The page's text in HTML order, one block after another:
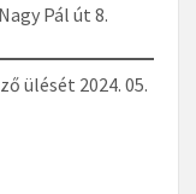
Pál út 8.
ülését 2024. 05.